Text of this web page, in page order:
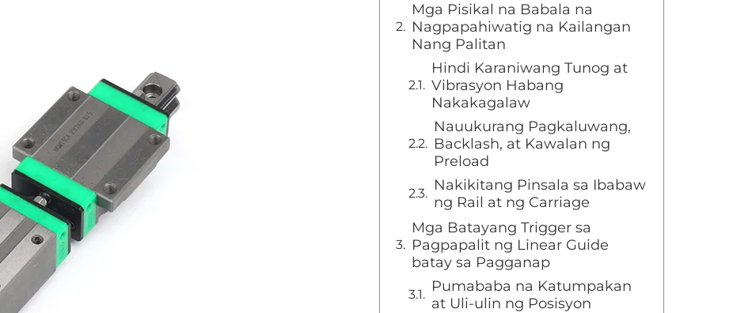
Mga Pisikal na Babala na
Nagpapahiwatig na Kailangan
Nang Palitan
Hindi Karaniwang Tunog at
Vibrasyon Habang
Nakakagalaw
Nauukurang Pagkaluwang,
Backlash, at Kawalan ng
Preload
Nakikitang Pinsala sa Ibabaw
ng Rail at ng Carriage
Mga Batayang Trigger sa
Pagpapalit ng Linear Guide
batay sa Pagganap
Pumababa na Katumpakan
at Uli-ulin ng Posisyon